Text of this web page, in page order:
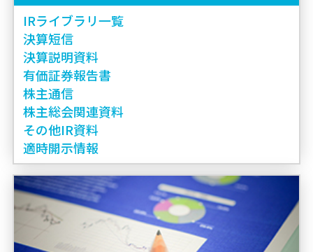
IRライブラリ一覧
決算短信
決算説明資料
有価証券報告書
株主通信
株主総会関連資料
その他IR資料
適時開示情報